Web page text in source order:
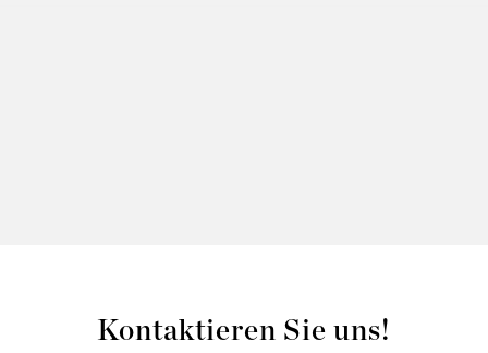
Kontaktieren Sie uns!